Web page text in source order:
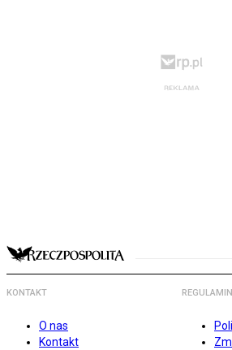
KONTAKT
O nas
Kontakt
REGULAMIN